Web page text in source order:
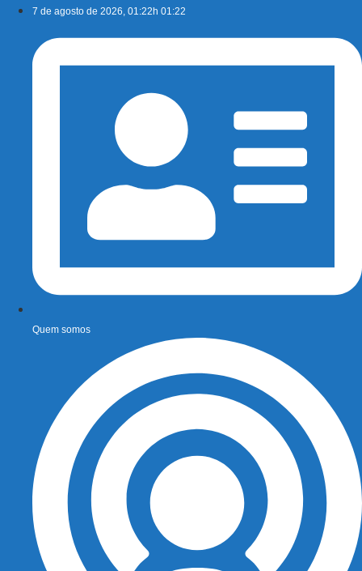
conteúdo
7 de agosto de 2026, 01:22h 01:22
Quem somos